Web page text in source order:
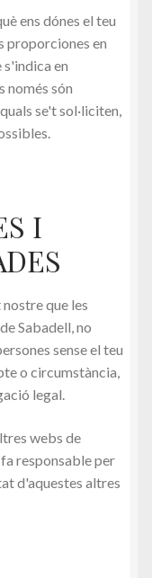
ens dónes el teu
proporciones en
s'indica en
només són
se't sol·liciten,
I
que les
Sabadell, no
sense el teu
o circumstància,
legal.
webs de
responsable per
d'aquestes altres